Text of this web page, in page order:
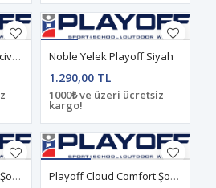
Noble Yelek Playoff Lacivert Noble Yelek Playoff Siyah
1.290,00 TL
1000₺ ve üzeri ücretsiz
kargo!
Playoff Cloud Comfort Şort Gri Playoff Cloud Comfort Şort Lacivert